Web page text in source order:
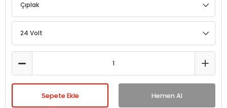
Sepete Ekle Hemen Al